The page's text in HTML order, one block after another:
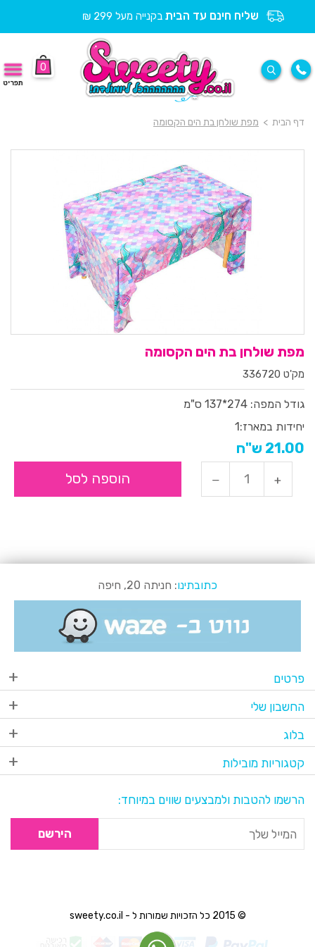
שליח חינם עד הבית בקנייה מעל 299 ₪
0
תפריט
דף הבית > מפת שולחן בת הים הקסומה
מפת שולחן בת הים הקסומה
מק'ט 336720
גודל המפה: 274*137 ס"מ
יחידות במארז:1
21.00 ש"ח
הוספה לסל
כתובתינו: חניתה 20, חיפה
פרטים
החשבון שלי
בלוג
קטגוריות מובילות
הרשמו להטבות ולמבצעים שווים במיוחד:
הירשם
© 2015 כל הזכויות שמורות ל - sweety.co.il